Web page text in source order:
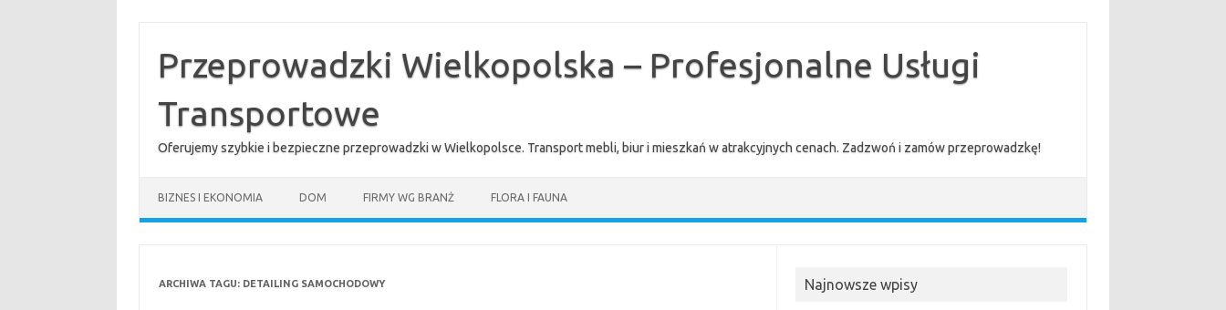
treściPrzeprowadzki Wielkopolska – Profesjonalne Usługi
Transportowe
Oferujemy szybkie i bezpieczne przeprowadzki w Wielkopolsce. Transport mebli, biur i mieszkań w atrakcyjnych cenach. Zadzwoń i zamów przeprowadzkę!
BIZNES I EKONOMIA DOM FIRMY WG BRANŻ FLORA I FAUNA
ARCHIWA TAGU: DETAILING SAMOCHODOWY Najnowsze wpisy